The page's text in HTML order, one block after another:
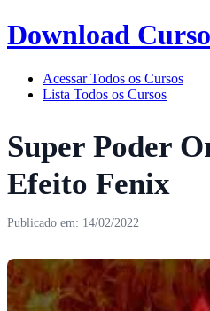
Download
Acessar Todos os Cursos
Lista Todos os Cursos
Super Poder
Efeito Fenix
Publicado em: 14/02/2022